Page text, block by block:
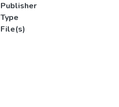
Publisher
Type
File(s)